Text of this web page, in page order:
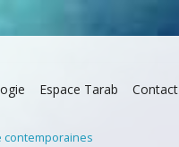
Espace Tarab Contact
contemporaines